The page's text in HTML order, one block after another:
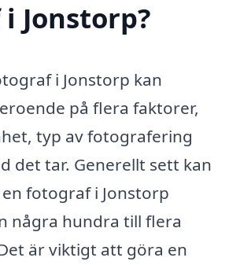
Jonstorp?
i Jonstorp kan
på flera faktorer,
typ av fotografering
det tar. Generellt sett kan
fotograf i Jonstorp
några hundra till flera
är viktigt att göra en